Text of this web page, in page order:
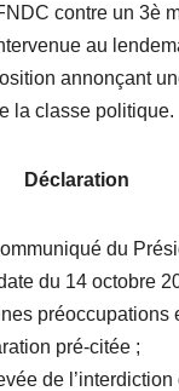
contre un 3è
au
annonçant
la classe politique.
Déclaration
du
du 14 octobre
préoccupations
pré-citée ;
de l’interdiction